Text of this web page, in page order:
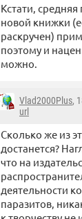
Кстати,
новой книжки
раскручен)
поэтому и
можно.
Vlad2000Plus,
url
Сколько же из
достанется?
что на
деятельности
паразитов,